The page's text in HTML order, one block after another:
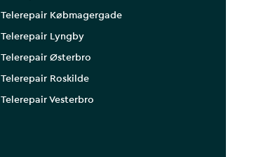
Telerepair Købmagergade
Telerepair Lyngby
Telerepair Østerbro
Telerepair Roskilde
Telerepair Vesterbro